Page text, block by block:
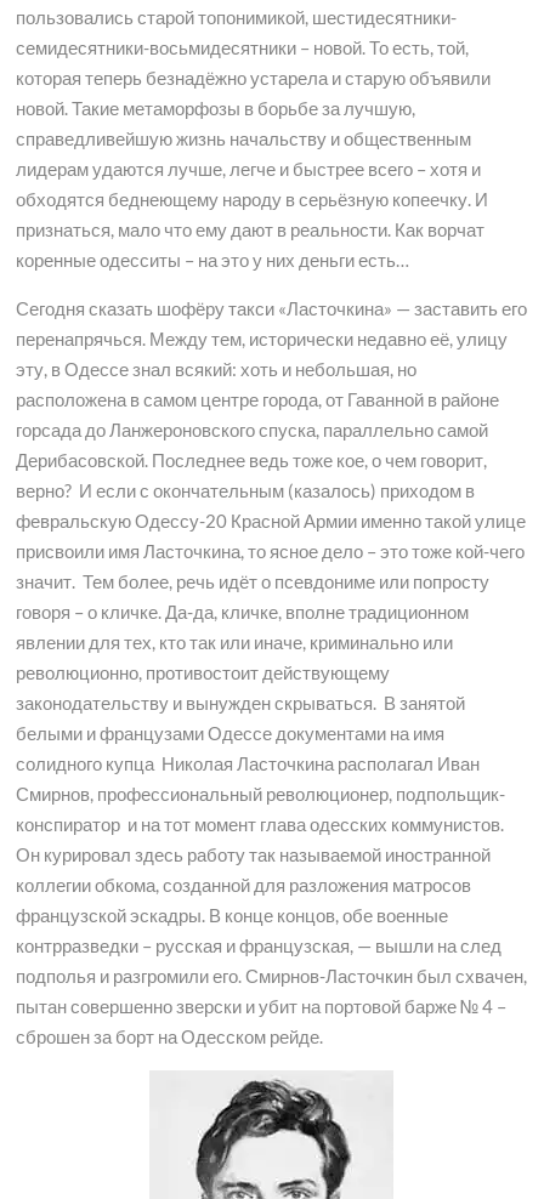
пользовались старой топонимикой, шестидесятники-
семидесятники-восьмидесятники – новой. То есть, той,
которая теперь безнадёжно устарела и старую объявили
новой. Такие метаморфозы в борьбе за лучшую,
справедливейшую жизнь начальству и общественным
лидерам удаются лучше, легче и быстрее всего – хотя и
обходятся беднеющему народу в серьёзную копеечку. И
признаться, мало что ему дают в реальности. Как ворчат
коренные одесситы – на это у них деньги есть…
Сегодня сказать шофёру такси «Ласточкина» — заставить его
перенапрячься. Между тем, исторически недавно её, улицу
эту, в Одессе знал всякий: хоть и небольшая, но
расположена в самом центре города, от Гаванной в районе
горсада до Ланжероновского спуска, параллельно самой
Дерибасовской. Последнее ведь тоже кое, о чем говорит,
верно? И если с окончательным (казалось) приходом в
февральскую Одессу-20 Красной Армии именно такой улице
присвоили имя Ласточкина, то ясное дело – это тоже кой-чего
значит. Тем более, речь идёт о псевдониме или попросту
говоря – о кличке. Да-да, кличке, вполне традиционном
явлении для тех, кто так или иначе, криминально или
революционно, противостоит действующему
законодательству и вынужден скрываться. В занятой
белыми и французами Одессе документами на имя
солидного купца Николая Ласточкина располагал Иван
Смирнов, профессиональный революционер, подпольщик-
конспиратор и на тот момент глава одесских коммунистов.
Он курировал здесь работу так называемой иностранной
коллегии обкома, созданной для разложения матросов
французской эскадры. В конце концов, обе военные
контрразведки – русская и французская, — вышли на след
подполья и разгромили его. Смирнов-Ласточкин был схвачен,
пытан совершенно зверски и убит на портовой барже № 4 –
сброшен за борт на Одесском рейде.